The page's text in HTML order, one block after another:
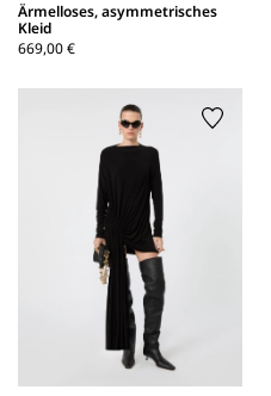
Ärmelloses, asymmetrisches
Kleid
669,00 €